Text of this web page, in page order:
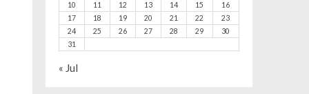
10
11 12 13 14 15
16
17
18 19 20 21 22
23
24
25 26 27 28 29
30
31
« Jul